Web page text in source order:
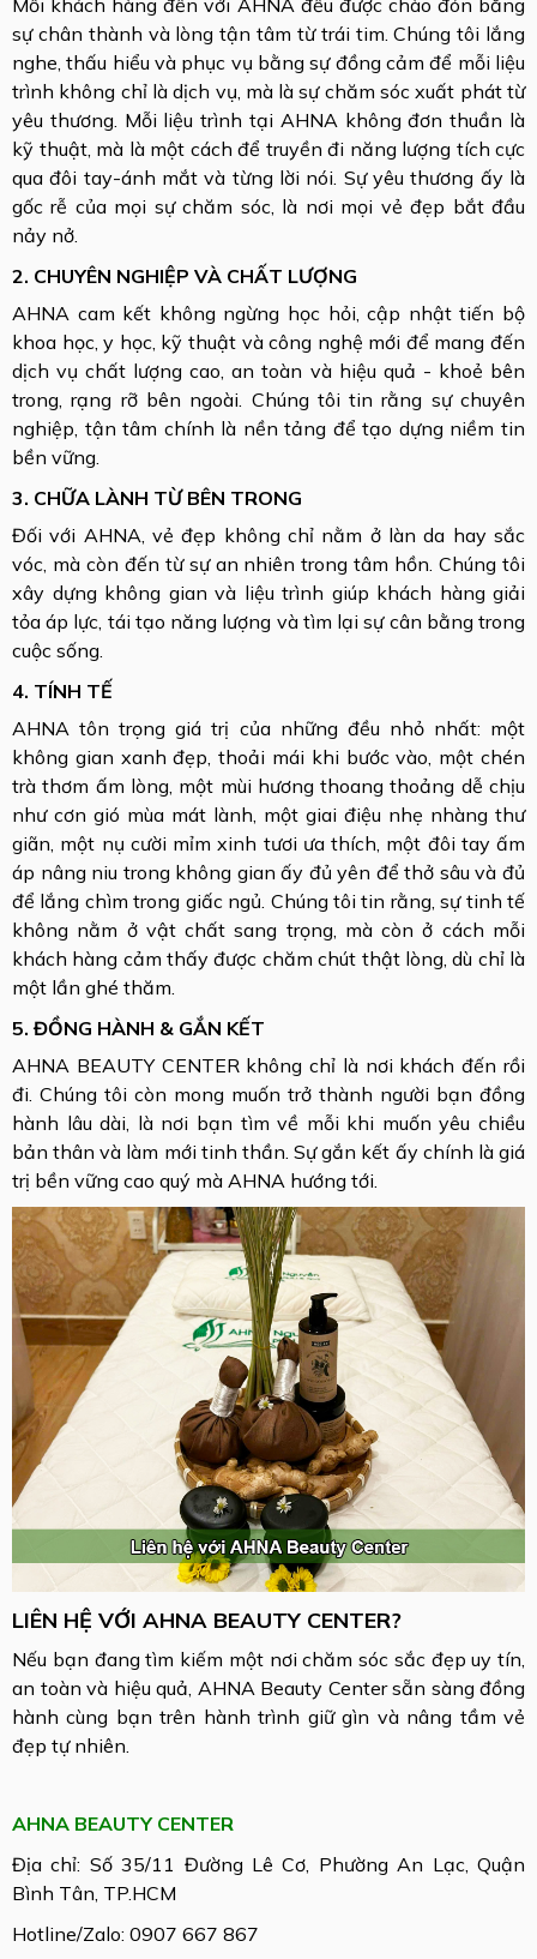
Mỗi khách hàng đến với AHNA đều được chào đón bằng
sự chân thành và lòng tận tâm từ trái tim. Chúng tôi lắng
nghe, thấu hiểu và phục vụ bằng sự đồng cảm để mỗi liệu
trình không chỉ là dịch vụ, mà là sự chăm sóc xuất phát từ
yêu thương. Mỗi liệu trình tại AHNA không đơn thuần là
kỹ thuật, mà là một cách để truyền đi năng lượng tích cực
qua đôi tay-ánh mắt và từng lời nói. Sự yêu thương ấy là
gốc rễ của mọi sự chăm sóc, là nơi mọi vẻ đẹp bắt đầu
nảy nở.
2. CHUYÊN NGHIỆP VÀ CHẤT LƯỢNG
AHNA cam kết không ngừng học hỏi, cập nhật tiến bộ
khoa học, y học, kỹ thuật và công nghệ mới để mang đến
dịch vụ chất lượng cao, an toàn và hiệu quả - khoẻ bên
trong, rạng rỡ bên ngoài. Chúng tôi tin rằng sự chuyên
nghiệp, tận tâm chính là nền tảng để tạo dựng niềm tin
bền vững.
3. CHỮA LÀNH TỪ BÊN TRONG
Đối với AHNA, vẻ đẹp không chỉ nằm ở làn da hay sắc
vóc, mà còn đến từ sự an nhiên trong tâm hồn. Chúng tôi
xây dựng không gian và liệu trình giúp khách hàng giải
tỏa áp lực, tái tạo năng lượng và tìm lại sự cân bằng trong
cuộc sống.
4. TÍNH TẾ
AHNA tôn trọng giá trị của những đều nhỏ nhất: một
không gian xanh đẹp, thoải mái khi bước vào, một chén
trà thơm ấm lòng, một mùi hương thoang thoảng dễ chịu
như cơn gió mùa mát lành, một giai điệu nhẹ nhàng thư
giãn, một nụ cười mỉm xinh tươi ưa thích, một đôi tay ấm
áp nâng niu trong không gian ấy đủ yên để thở sâu và đủ
để lắng chìm trong giấc ngủ. Chúng tôi tin rằng, sự tinh tế
không nằm ở vật chất sang trọng, mà còn ở cách mỗi
khách hàng cảm thấy được chăm chút thật lòng, dù chỉ là
một lần ghé thăm.
5. ĐỒNG HÀNH & GẮN KẾT
AHNA BEAUTY CENTER không chỉ là nơi khách đến rồi
đi. Chúng tôi còn mong muốn trở thành người bạn đồng
hành lâu dài, là nơi bạn tìm về mỗi khi muốn yêu chiều
bản thân và làm mới tinh thần. Sự gắn kết ấy chính là giá
trị bền vững cao quý mà AHNA hướng tới.
LIÊN HỆ VỚI AHNA BEAUTY CENTER?
Nếu bạn đang tìm kiếm một nơi chăm sóc sắc đẹp uy tín,
an toàn và hiệu quả, AHNA Beauty Center sẵn sàng đồng
hành cùng bạn trên hành trình giữ gìn và nâng tầm vẻ
đẹp tự nhiên.
AHNA BEAUTY CENTER
Địa chỉ: Số 35/11 Đường Lê Cơ, Phường An Lạc, Quận
Bình Tân, TP.HCM
Hotline/Zalo: 0907 667 867